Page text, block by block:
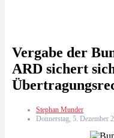
Vergabe der
ARD sichert
Stephan Munder
Donnerstag, 5. Dezember